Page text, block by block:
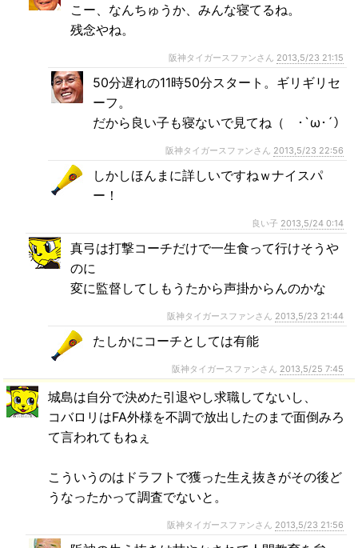
こー、なんちゅうか、みんな寝てるね。
残念やね。
阪神タイガースファンさん 2013,5/23 21:15
50分遅れの11時50分スタート。ギリギリセ
ーフ。
だから良い子も寝ないで見てね（ ･`ω･´）
阪神タイガースファンさん 2013,5/23 22:56
しかしほんまに詳しいですねｗナイスパ
ー！
良い子 2013,5/24 0:14
真弓は打撃コーチだけで一生食って行けそうや
のに
変に監督してしもうたから声掛からんのかな
阪神タイガースファンさん 2013,5/23 21:44
たしかにコーチとしては有能
阪神タイガースファンさん 2013,5/25 7:45
城島は自分で決めた引退やし求職してないし、
コバロリはFA外様を不調で放出したのまで面倒みろ
て言われてもねぇ
こういうのはドラフトで獲った生え抜きがその後ど
うなったかって調査でないと。
阪神タイガースファンさん 2013,5/23 21:56